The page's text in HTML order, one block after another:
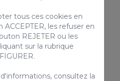
haute Animal
100€ /
tous ces cookies en
les refuser en
REJETER ou les
sur la rubrique
consultez la